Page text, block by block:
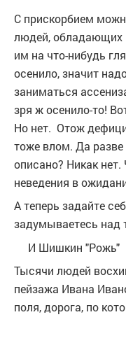
С прискорбием
людей, обладающих
им на что-нибудь
осенило, значит
заниматься
зря ж осенило-то!
Но нет. Отож
тоже влом. Да
описано? Никак
неведения в
А теперь задайте
задумываетесь над
И Шишкин "Рожь"
Тысячи людей
пейзажа Ивана
поля, дорога, по